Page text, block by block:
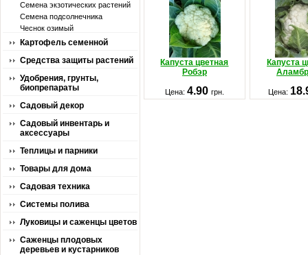
Семена экзотических растений
Семена подсолнечника
Чеснок озимый
Картофель семенной
Средства защиты растений
Удобрения, грунты,
биопрепараты
Садовый декор
Садовый инвентарь и
аксессуары
Теплицы и парники
Товары для дома
Садовая техника
Системы полива
Луковицы и саженцы цветов
Саженцы плодовых
деревьев и кустарников
Капуста цветная
Робэр
Капуста
Цена: 4.90 грн. Цена: